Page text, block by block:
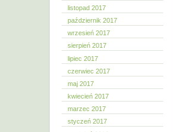
listopad 2017
październik 2017
wrzesień 2017
sierpień 2017
lipiec 2017
czerwiec 2017
maj 2017
kwiecień 2017
marzec 2017
styczeń 2017